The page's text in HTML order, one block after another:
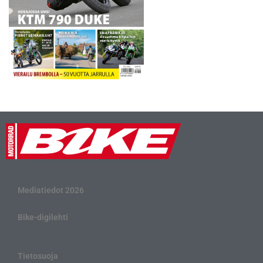
Mediatiedot 2026
Bike-digilehti
Tietosuoja